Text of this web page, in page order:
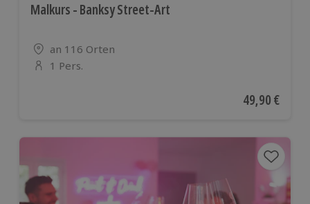
Malkurs - Banksy Street-Art
Standort
an 116 Orten
Anzahl der Teilnehmer
1 Pers.
Aktueller
49,90 €